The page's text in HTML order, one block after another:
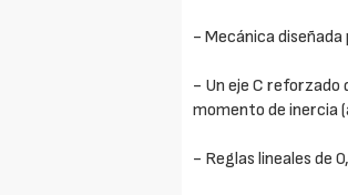
- Mecánica
- Un eje C reforzado
momento de inercia
- Reglas lineales de